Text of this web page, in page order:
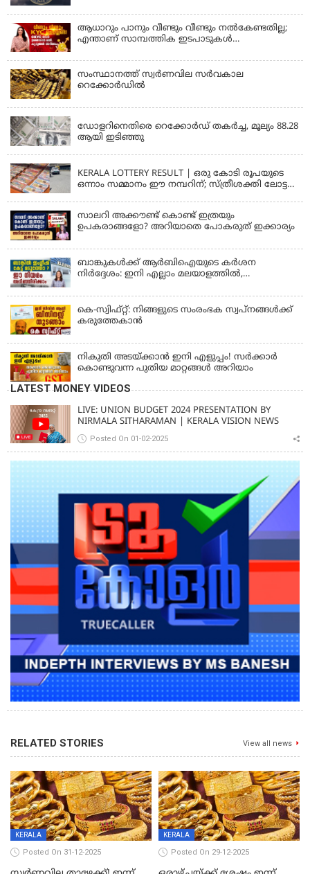
ആധാറും പാനും വീണ്ടും വീണ്ടും നൽകേണ്ടതില്ല;
എന്താണ് സാമ്പത്തിക ഇടപാടുകൾ
സംസ്ഥാനത്ത് സ്വര്‍ണവില സര്‍വകാല
റെക്കോര്‍ഡില്‍
ഡോളറിനെതിരെ റെക്കോർഡ് തകർച്ച, മൂല്യം 88.28
ആയി ഇടിഞ്ഞു
KERALA LOTTERY RESULT | ഒരു കോടി രൂപയുടെ
ഒന്നാം സമ്മാനം ഈ നമ്പറിന്; സ്ത്രീശക്തി ലോട്ടറി
സാലറി അക്കൗണ്ട് കൊണ്ട് ഇത്രയും
ഉപകരാങ്ങളോ? അറിയാതെ പോകരുത് ഇക്കാര്യം
ബാങ്കുകൾക്ക് ആർബിഐയുടെ കർശന
നിർദ്ദേശം: ഇനി എല്ലാം മലയാളത്തിൽ,
കെ-സ്വിഫ്റ്റ്: നിങ്ങളുടെ സംരംഭക സ്വപ്നങ്ങൾക്ക്
കരുത്തേകാൻ
നികുതി അടയ്ക്കാൻ ഇനി എളുപ്പം! സർക്കാർ
കൊണ്ടുവന്ന പുതിയ മാറ്റങ്ങൾ അറിയാം
LATEST MONEY VIDEOS
LIVE: UNION BUDGET 2024 PRESENTATION BY
NIRMALA SITHARAMAN | KERALA VISION NEWS
Posted On 01-02-2025
RELATED STORIES View all news
KERALA
Posted On 31-12-2025
KERALA
Posted On 29-12-2025